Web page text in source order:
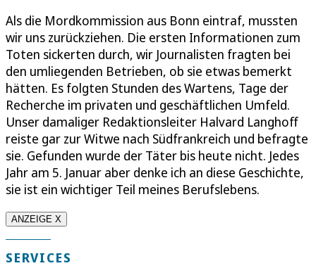
Als die Mordkommission aus Bonn eintraf, mussten
wir uns zurückziehen. Die ersten Informationen zum
Toten sickerten durch, wir Journalisten fragten bei
den umliegenden Betrieben, ob sie etwas bemerkt
hätten. Es folgten Stunden des Wartens, Tage der
Recherche im privaten und geschäftlichen Umfeld.
Unser damaliger Redaktionsleiter Halvard Langhoff
reiste gar zur Witwe nach Südfrankreich und befragte
sie. Gefunden wurde der Täter bis heute nicht. Jedes
Jahr am 5. Januar aber denke ich an diese Geschichte,
sie ist ein wichtiger Teil meines Berufslebens.
ANZEIGE X
SERVICES